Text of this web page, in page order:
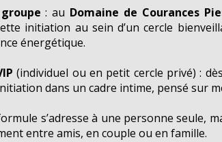
groupe : au Domaine de Courances
initiation au sein d’un cercle
énergétique.
(individuel ou en petit cercle privé) :
dans un cadre intime, pensé sur
s’adresse à une personne seule,
entre amis, en couple ou en famille.